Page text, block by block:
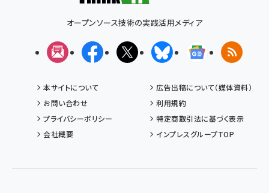
オープンソース技術の実践活用メディア
メルマガFacebookX(エックス)BlueskyGoogleニュ
RSS
本サイトについて
広告出稿について（媒体資料）
お問い合わせ
利用規約
プライバシーポリシー
特定商取引法に基づく表示
会社概要
インプレスグループTOP